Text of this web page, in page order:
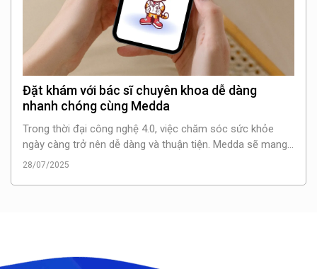
Đặt khám với bác sĩ chuyên khoa dễ dàng
nhanh chóng cùng Medda
Trong thời đại công nghệ 4.0, việc chăm sóc sức khỏe
ngày càng trở nên dễ dàng và thuận tiện. Medda sẽ mang
đến cho bạn giải pháp đặt khám với bác sĩ chuyên khoa
28/07/2025